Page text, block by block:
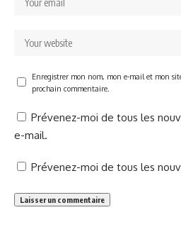
Enregistrer mon nom, mon e-mail et mon
prochain commentaire.
Prévenez-moi de tous les
e-mail.
Prévenez-moi de tous les